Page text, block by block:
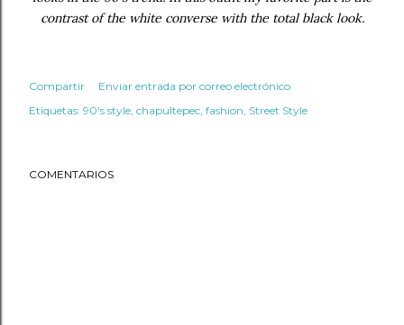
contrast of the white converse with the total black look.
Compartir
Enviar entrada por correo electrónico
Etiquetas: 90's style chapultepec fashion Street Style
COMENTARIOS